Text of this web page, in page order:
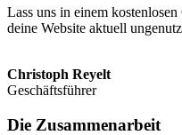
Lass uns in einem
deine Website aktuell
Christoph Reyelt
Geschäftsführer
Die Zusammenarbeit